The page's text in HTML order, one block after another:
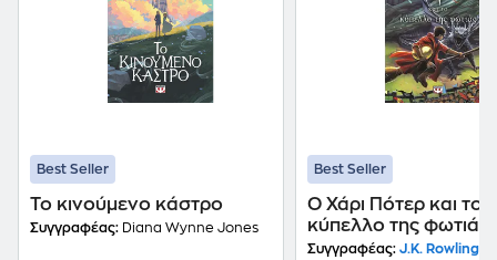
Best Seller
Το κινούμενο κάστρο
Συγγραφέας: Diana Wynne Jones
Best Seller
Ο Χάρι Πότερ και το
κύπελλο της φωτιάς
Συγγραφέας: J.K. Rowling